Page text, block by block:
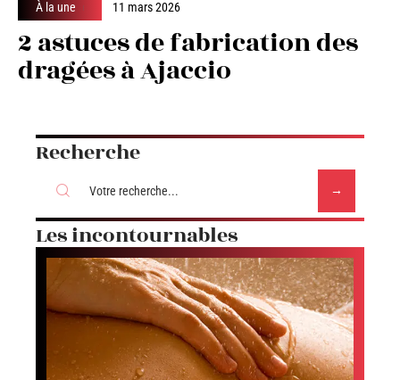
À la une 11 mars 2026
2 astuces de fabrication des
dragées à Ajaccio
Recherche
Les incontournables